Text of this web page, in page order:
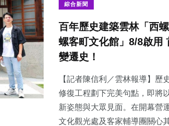
綜合新聞
百年歷史建築雲林「西
螺客町文化館」8/8啟用
變遷史！
【記者陳信利／雲林報導】歷
修復工程劃下完美句點，即將
新姿態與大眾見面。在開幕營
文化觀光處及客家輔導團關心
2+ 103 +